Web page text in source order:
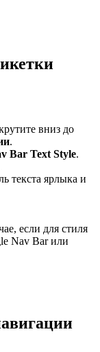
вниз до
.
Bar Text Style.
текста ярлыка и
если для стиля
Nav Bar или